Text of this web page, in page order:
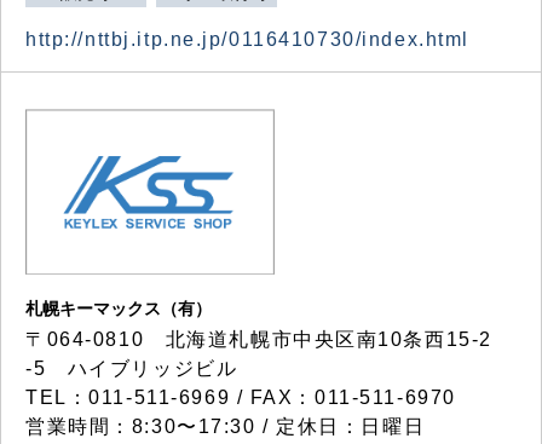
http://nttbj.itp.ne.jp/0116410730/index.html
札幌キーマックス（有）
〒064-0810 北海道札幌市中央区南10条西15-2
-5 ハイブリッジビル
TEL：011-511-6969 / FAX：011-511-6970
営業時間：8:30〜17:30 / 定休日：日曜日